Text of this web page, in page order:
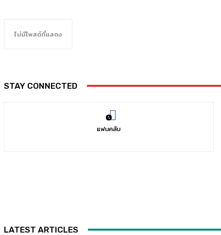
ไม่มีโพสต์ที่แสดง
STAY CONNECTED
0
แฟนคลับ
LATEST ARTICLES